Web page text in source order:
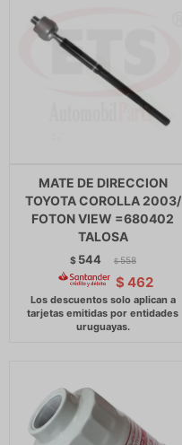
MATE DE DIRECCION
TOYOTA COROLLA 2003/
FOTON VIEW =680402
TALOSA
$ 544 $ 558
$ 462